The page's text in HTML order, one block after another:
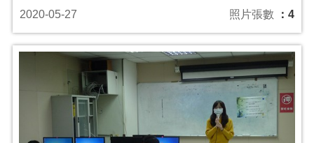
2020-05-27 照片張數 ：4